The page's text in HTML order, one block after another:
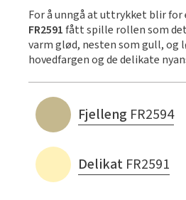
For å unngå at uttrykket blir
FR2591fått spille rollen som
varm glød, nesten som gull, og
hovedfargen og de delikate
Fjelleng FR2594
Delikat FR2591